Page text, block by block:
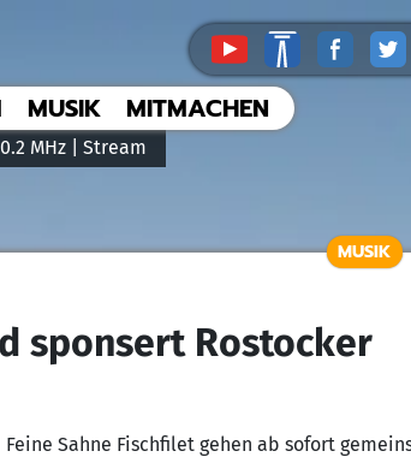
MHz | Stream
MUSIK MITMACHEN
MUSIK
sponsert Rostocker
Sahne Fischfilet gehen ab sofort